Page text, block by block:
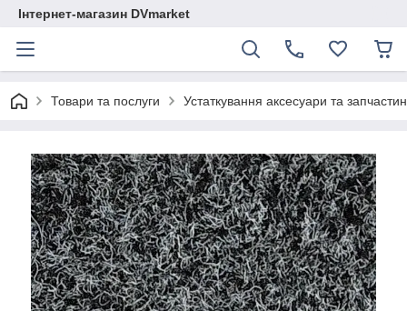
Інтернет-магазин DVmarket
Товари та послуги Устаткування аксесуари та